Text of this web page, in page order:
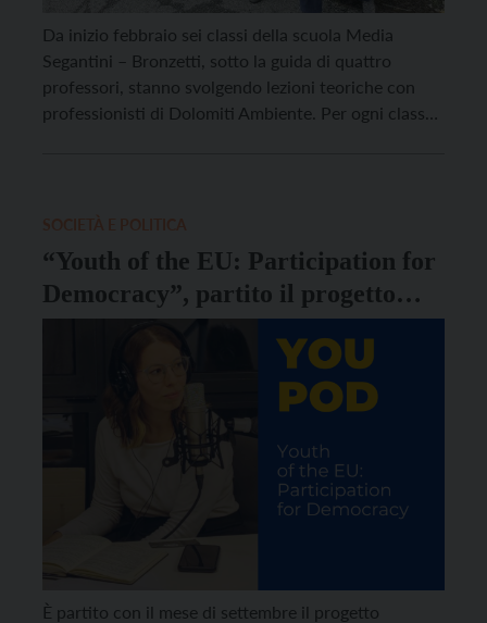
Da inizio febbraio sei classi della scuola Media
Segantini – Bronzetti, sotto la guida di quattro
professori, stanno svolgendo lezioni teoriche con
professionisti di Dolomiti Ambiente. Per ogni classe
“Youth of the EU: Participation for
Democracy”, partito il progetto
europeo della Fondazione
È partito con il mese di settembre il progetto